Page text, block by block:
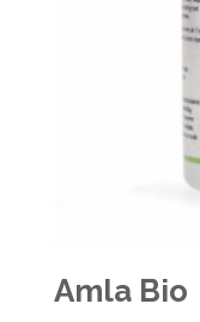
Amla Bio